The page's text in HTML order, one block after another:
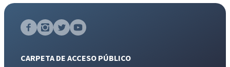
CARPETA DE ACCESO PÚBLICO